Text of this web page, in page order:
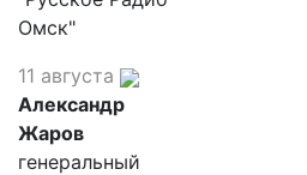
Омск"
11 августа
Александр
Жаров
генеральный